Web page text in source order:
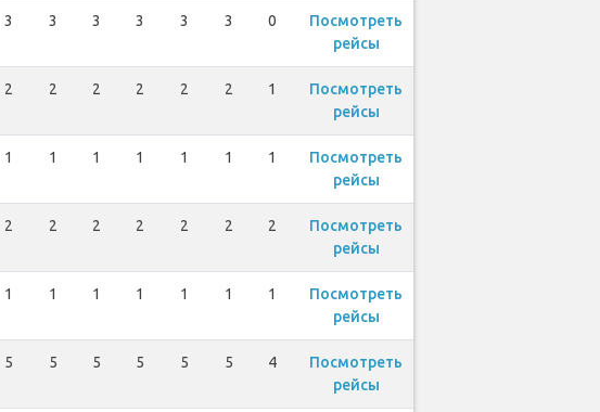
3 3 3 3 3 3 0
Посмотреть
рейсы
2 2 2 2 2 2 1
Посмотреть
рейсы
1 1 1 1 1 1 1
Посмотреть
рейсы
2 2 2 2 2 2 2
Посмотреть
рейсы
1 1 1 1 1 1 1
Посмотреть
рейсы
5 5 5 5 5 5 4
Посмотреть
рейсы